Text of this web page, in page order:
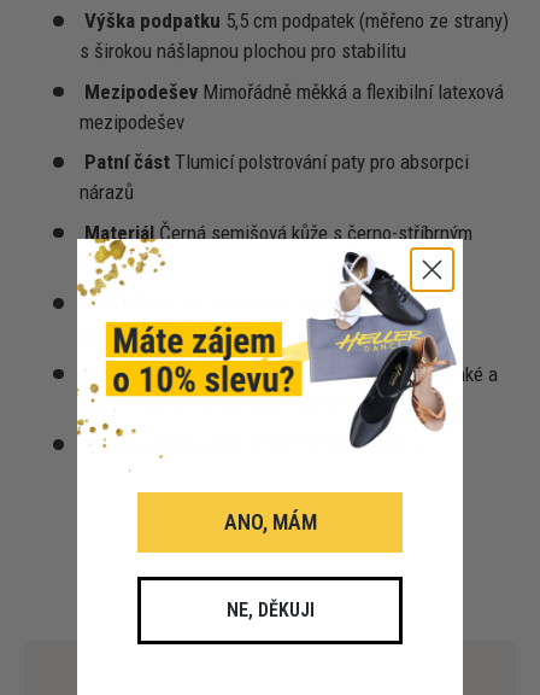
Výška podpatku 5,5 cm podpatek (měřeno ze strany)
s širokou nášlapnou plochou pro stabilitu
MezipodeševMimořádně měkká a flexibilní latexová
mezipodešev
Patní částTlumicí polstrování paty pro absorpci
nárazů
MateriálČerná semišová kůže s černo-stříbrným
brokátem
Podšívka
Velmi kvalitní prodyšná a vlhkost
absorbující kožená podšívka
Vnější podrážkaKvalitní semišová kůže pro lehké a
kontrolované otáčení a sklouzávání
Spona
Spona s cvočkem bez obsahu niklu
ANO, MÁM
NE, DĚKUJI